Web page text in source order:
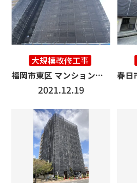
大規模改修工事
福岡市東区 マンション改修工事
2021.12.19